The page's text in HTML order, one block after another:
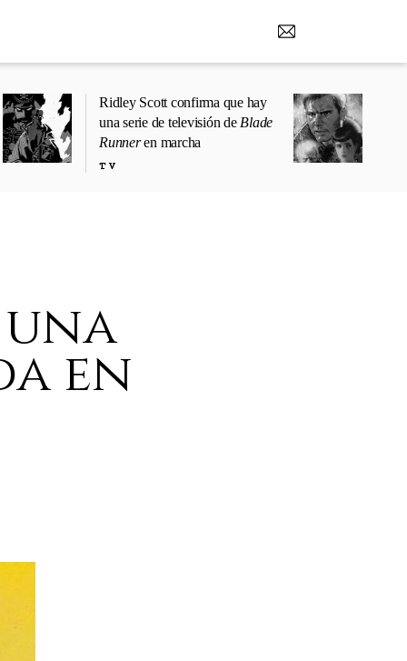
Ridley Scott confirma que hay
una serie de televisión de Blade
Runneren marcha
TV
en